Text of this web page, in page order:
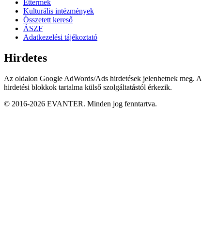
Éttermek
Kulturális intézmények
Összetett kereső
ÁSZF
Adatkezelési tájékoztató
Hirdetes
Az oldalon Google AdWords/Ads hirdetések jelenhetnek meg. A
hirdetési blokkok tartalma külső szolgáltatástól érkezik.
© 2016-2026 EVANTER. Minden jog fenntartva.